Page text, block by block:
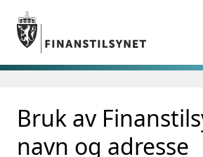
Gå til hovedinnhold
Gå til søkesiden
nettstedet
language
English
exist in
English
Bruk av
navn og adresse